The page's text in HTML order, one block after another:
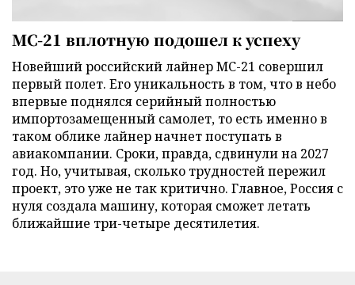
МС-21 вплотную подошел к успеху
Новейший российский лайнер МС-21 совершил
первый полет. Его уникальность в том, что в небо
впервые поднялся серийный полностью
импортозамещенный самолет, то есть именно в
таком облике лайнер начнет поступать в
авиакомпании. Сроки, правда, сдвинули на 2027
год. Но, учитывая, сколько трудностей пережил
проект, это уже не так критично. Главное, Россия с
нуля создала машину, которая сможет летать
ближайшие три-четыре десятилетия.